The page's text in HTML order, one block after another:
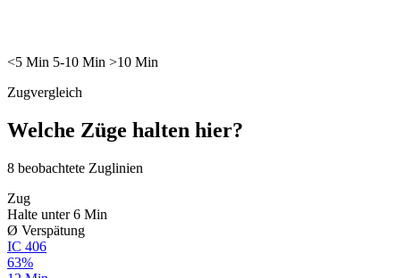
<5 Min 5-10 Min >10 Min
Zugvergleich
Welche Züge halten hier?
8 beobachtete Zuglinien
Zug
Halte unter 6 Min
Ø Verspätung
IC 406
63%